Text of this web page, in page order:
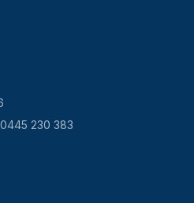
0445 230 383